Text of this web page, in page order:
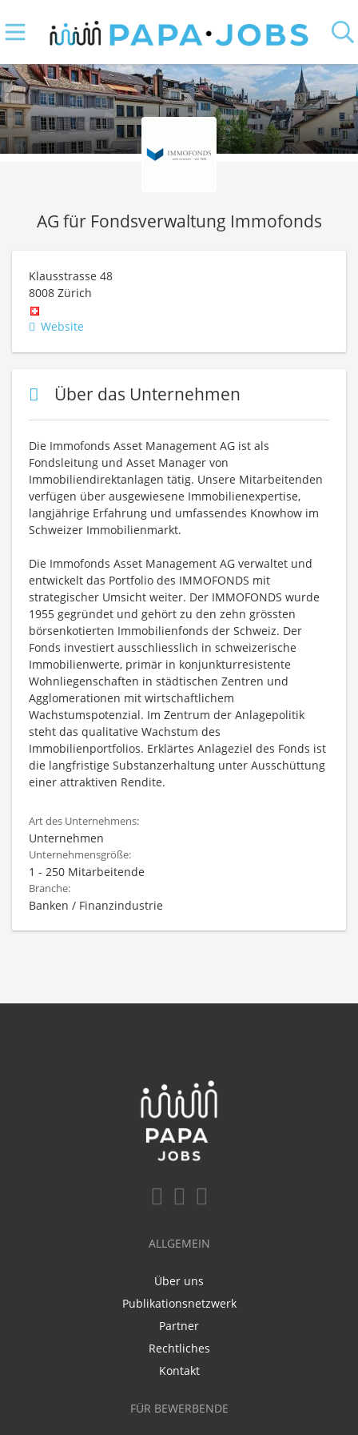
AG für Fondsverwaltung Immofonds
Klausstrasse 48
8008 Zürich
Website
Über das Unternehmen
Die Immofonds Asset Management AG ist als
Fondsleitung und Asset Manager von
Immobiliendirektanlagen tätig. Unsere Mitarbeitenden
verfügen über ausgewiesene Immobilienexpertise,
langjährige Erfahrung und umfassendes Knowhow im
Schweizer Immobilienmarkt.
Die Immofonds Asset Management AG verwaltet und
entwickelt das Portfolio des IMMOFONDS mit
strategischer Umsicht weiter. Der IMMOFONDS wurde
1955 gegründet und gehört zu den zehn grössten
börsenkotierten Immobilienfonds der Schweiz. Der
Fonds investiert ausschliesslich in schweizerische
Immobilienwerte, primär in konjunkturresistente
Wohnliegenschaften in städtischen Zentren und
Agglomerationen mit wirtschaftlichem
Wachstumspotenzial. Im Zentrum der Anlagepolitik
steht das qualitative Wachstum des
Immobilienportfolios. Erklärtes Anlageziel des Fonds ist
die langfristige Substanzerhaltung unter Ausschüttung
einer attraktiven Rendite.
Art des Unternehmens:
Unternehmen
Unternehmensgröße:
1 - 250 Mitarbeitende
Branche:
Banken / Finanzindustrie
ALLGEMEIN
Über uns
Publikationsnetzwerk
Partner
Rechtliches
Kontakt
FÜR BEWERBENDE